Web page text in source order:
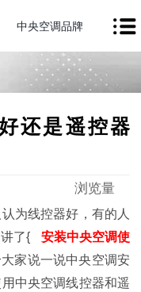
中央空调品牌
还是遥控器
浏览量
为线控器好，有的人
了{
安装中央空调使
大家说一说中央空调安
中央空调线控器和遥